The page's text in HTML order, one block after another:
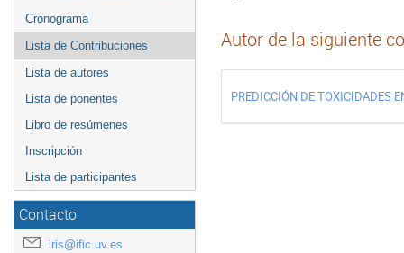
Cronograma
Lista de Contribuciones
Lista de autores
Lista de ponentes
Libro de resúmenes
Inscripción
Lista de participantes
Contacto
iris@ific.uv.es
Autor de la siguiente
PREDICCIÓN DE TOXICIDADES